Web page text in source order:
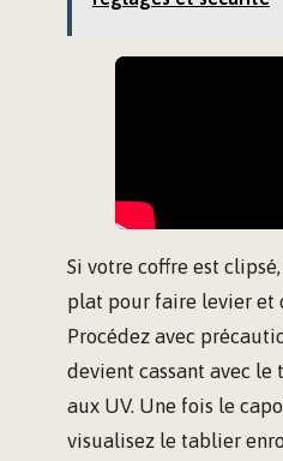
Si votre coffre est
plat pour faire levier et
Procédez avec
devient cassant avec le
aux UV. Une fois le
visualisez le tablier